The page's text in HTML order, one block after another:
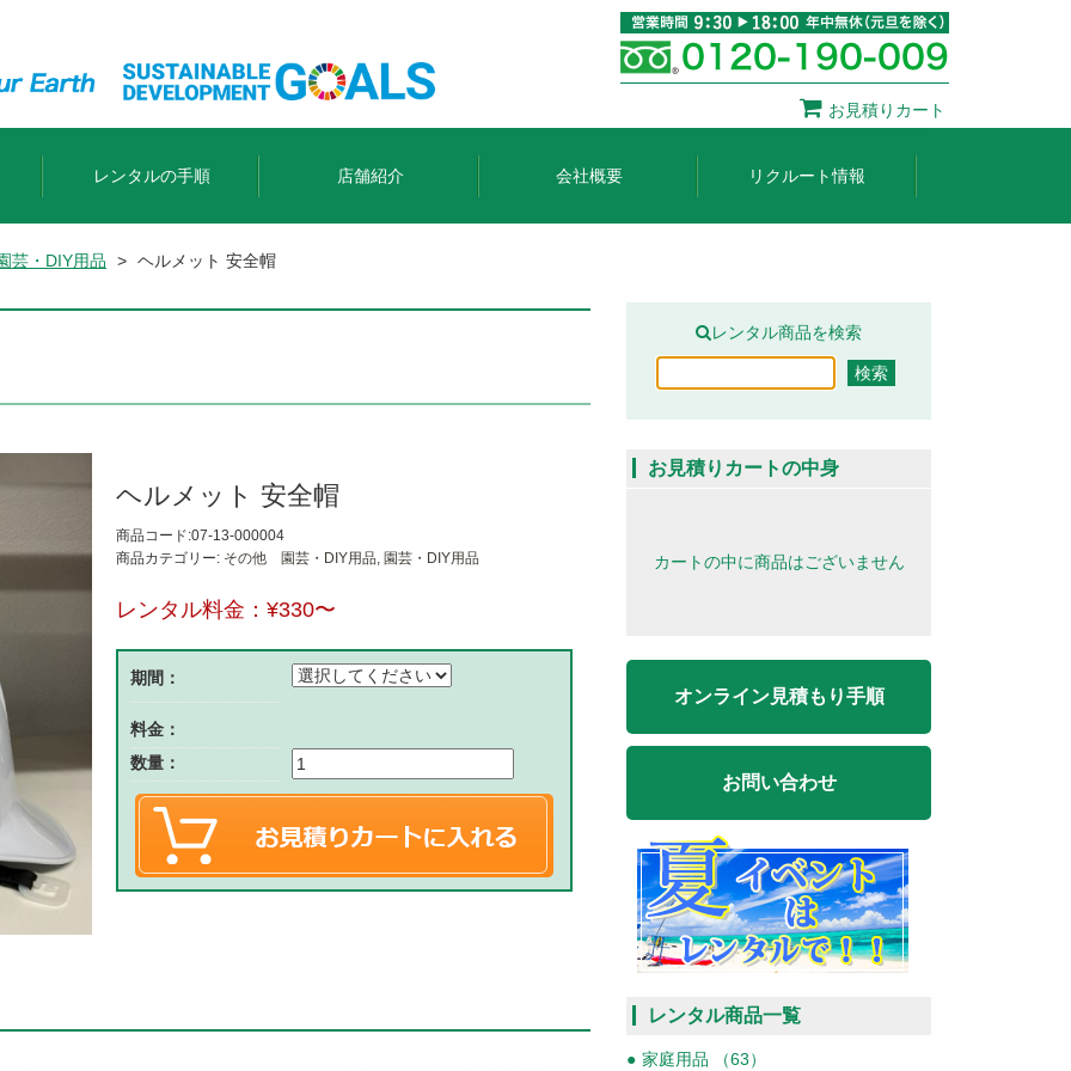
お見積りカート
レンタルの手順 店舗紹介 会社概要 リクルート情報
芸・DIY用品 > ヘルメット 安全帽
ヘルメット 安全帽
商品コード:07-13-000004
商品カテゴリー: その他 園芸・DIY用品, 園芸・DIY用品
レンタル料金： ¥330〜
期間：
料金：
数量：
レンタル商品を検索
お見積りカートの中身
カートの中に商品はございません
オンライン見積もり手順
お問い合わせ
レンタル商品一覧
家庭用品 （63）